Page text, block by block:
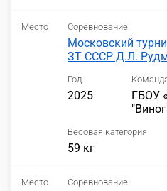
Место Соревнование
Московский
ЗТ СССР Д.Л.
Год
2025
ГБОУ
Весовая категория
59 кг
Место Соревнование